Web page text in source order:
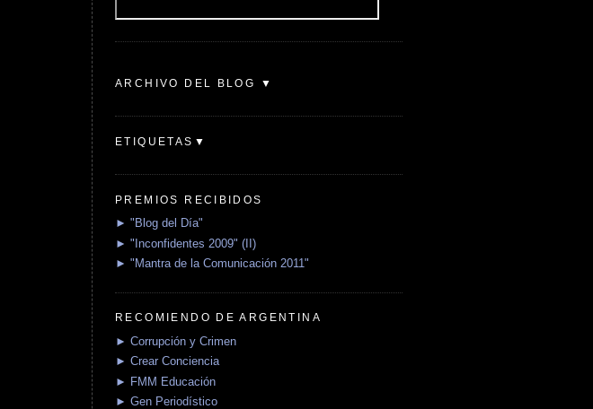
ARCHIVO DEL BLOG ▼
ETIQUETAS▼
PREMIOS RECIBIDOS
► "Blog del Día"
► "Inconfidentes 2009" (II)
► "Mantra de la Comunicación 2011"
RECOMIENDO DE ARGENTINA
► Corrupción y Crimen
► Crear Conciencia
► FMM Educación
► Gen Periodístico